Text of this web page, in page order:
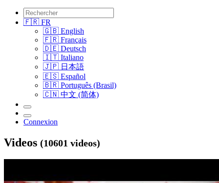
🇫🇷 FR
🇬🇧 English
🇫🇷 Français
🇩🇪 Deutsch
🇮🇹 Italiano
🇯🇵 日本語
🇪🇸 Español
🇧🇷 Português (Brasil)
🇨🇳 中文 (简体)
Connexion
Videos (10601 videos)